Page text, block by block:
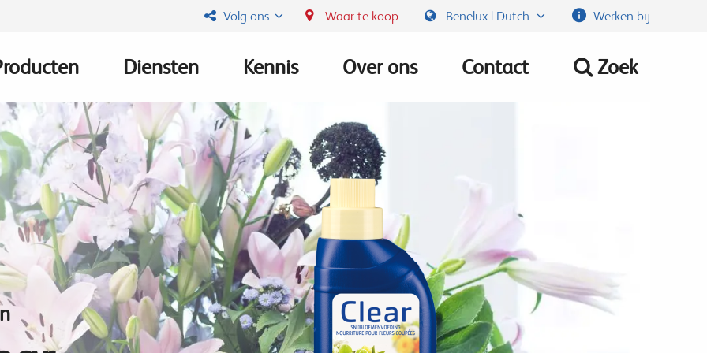
Volg ons Waar te koop Benelux | Dutch Werken bij
Diensten Kennis Over ons Contact Zoek